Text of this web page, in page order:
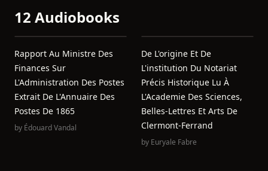
12 Audiobooks
Rapport Au Ministre Des
Finances Sur
L'Administration Des Postes
Extrait De L'Annuaire Des
Postes De 1865
by Édouard Vandal
De L'origine Et De
L'institution Du Notariat
Précis Historique Lu À
L'Academie Des Sciences,
Belles-Lettres Et Arts De
Clermont-Ferrand
by Euryale Fabre